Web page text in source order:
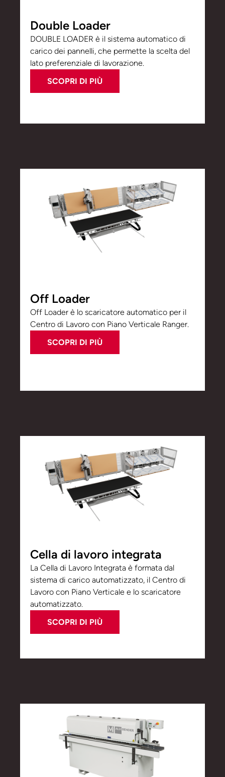
Double Loader
DOUBLE LOADER è il sistema automatico di
carico dei pannelli, che permette la scelta del
lato preferenziale di lavorazione.
SCOPRI DI PIÙ
Off Loader
Off Loader è lo scaricatore automatico per il
Centro di Lavoro con Piano Verticale Ranger.
SCOPRI DI PIÙ
Cella di lavoro integrata
La Cella di Lavoro Integrata è formata dal
sistema di carico automatizzato, il Centro di
Lavoro con Piano Verticale e lo scaricatore
automatizzato.
SCOPRI DI PIÙ